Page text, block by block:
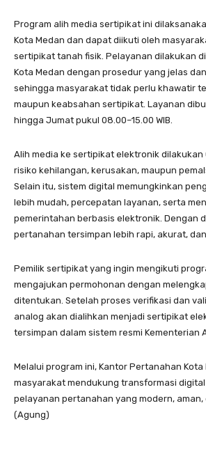
Program alih media sertipikat ini
Kota Medan dan dapat diikuti oleh
sertipikat tanah fisik. Pelayanan dilakukan
Kota Medan dengan prosedur yang jelas
sehingga masyarakat tidak perlu khawatir
maupun keabsahan sertipikat. Layanan
hingga Jumat pukul 08.00–15.00 WIB.
Alih media ke sertipikat elektronik dilakukan
risiko kehilangan, kerusakan, maupun
Selain itu, sistem digital memungkinkan
lebih mudah, percepatan layanan, serta
pemerintahan berbasis elektronik. Dengan
pertanahan tersimpan lebih rapi, akurat,
Pemilik sertipikat yang ingin mengikuti
mengajukan permohonan dengan
ditentukan. Setelah proses verifikasi dan
analog akan dialihkan menjadi sertipikat
tersimpan dalam sistem resmi Kementerian
Melalui program ini, Kantor Pertanahan
masyarakat mendukung transformasi
pelayanan pertanahan yang modern,
(Agung)